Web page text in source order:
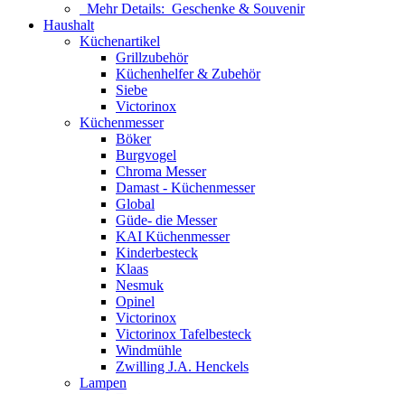
Mehr Details: Geschenke & Souvenir
Haushalt
Küchenartikel
Grillzubehör
Küchenhelfer & Zubehör
Siebe
Victorinox
Küchenmesser
Böker
Burgvogel
Chroma Messer
Damast - Küchenmesser
Global
Güde- die Messer
KAI Küchenmesser
Kinderbesteck
Klaas
Nesmuk
Opinel
Victorinox
Victorinox Tafelbesteck
Windmühle
Zwilling J.A. Henckels
Lampen